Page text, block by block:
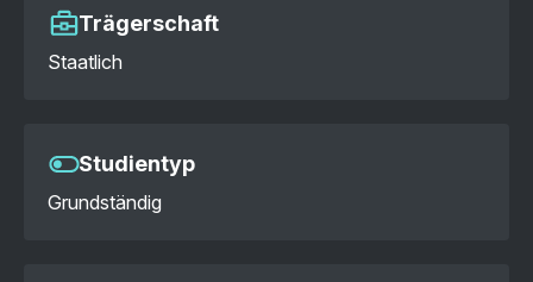
Trägerschaft
Staatlich
Studientyp
Grundständig